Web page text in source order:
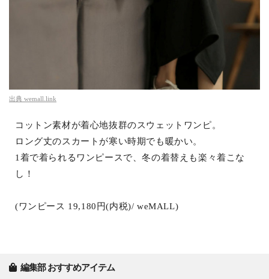
出典 wemall.link
コットン素材が着心地抜群のスウェットワンピ。
ロング丈のスカートが寒い時期でも暖かい。
1着で着られるワンピースで、冬の着替えも楽々着こな
し！
(ワンピース 19,180円(内税)/ weMALL)
編集部 おすすめアイテム